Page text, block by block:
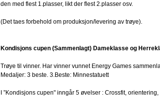
den med flest 1.plasser, likt der flest 2.plasser osv.
(Det taes forbehold om produksjon/levering av trøye).
Kondisjons cupen (Sammenlagt) Dameklasse og
Trøye til vinner. Har vinner vunnet Energy Games
Medaljer: 3 beste. 3.Beste: Minnestatuett
I ”Kondisjons cupen" inngår 5 øvelser : Crossfit,